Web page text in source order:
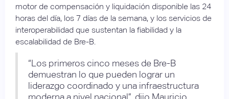
motor de compensación y liquidación disponible las 24
horas del día, los 7 días de la semana, y los servicios de
interoperabilidad que sustentan la fiabilidad y la
escalabilidad de Bre-B.
“Los primeros cinco meses de Bre-B
demuestran lo que pueden lograr un
liderazgo coordinado y una infraestructura
moderna a nivel nacional”, dijo Mauricio